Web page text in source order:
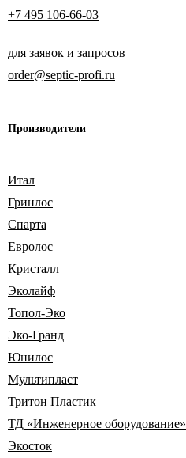
+7 495 106-66-03
для заявок и запросов
order@septic-profi.ru
Производители
Итал
Гринлос
Спарта
Евролос
Кристалл
Эколайф
Топол-Эко
Эко-Гранд
Юнилос
Мультипласт
Тритон Пластик
ТД «Инженерное оборудование»
Экосток